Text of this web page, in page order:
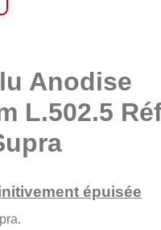
Anodise
L.502.5
épuisée